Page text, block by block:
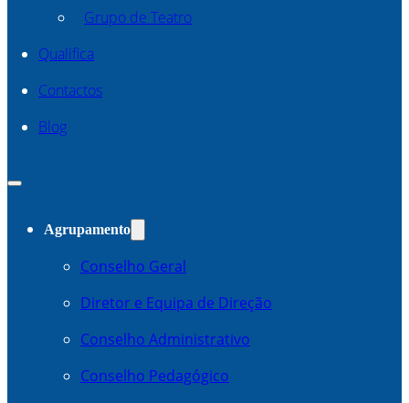
Grupo de Teatro
Qualifica
Contactos
Blog
Agrupamento
Conselho Geral
Diretor e Equipa de Direção
Conselho Administrativo
Conselho Pedagógico